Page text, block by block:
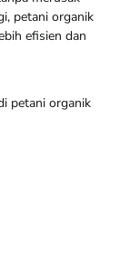
petani organik
efisien dan
petani organik